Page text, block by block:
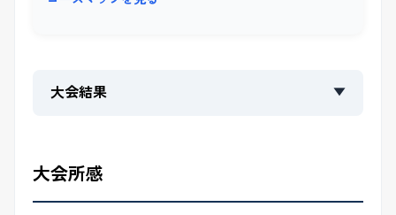
大会結果 ▼
大会所感